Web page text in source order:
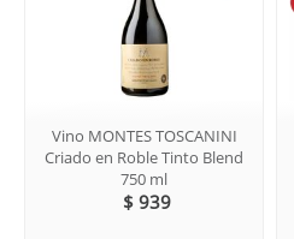
Vino MONTES TOSCANINI
Criado en Roble Tinto Blend
750 ml
$ 939